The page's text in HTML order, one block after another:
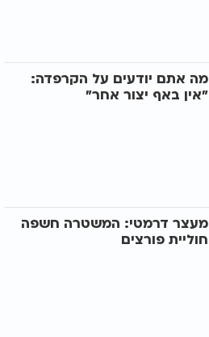
מה אתם יודעים על הקרפדה:
"אין באף יצור אחר"
מעצר דרמטי: המשטרה חשפה
חוליית פורצים